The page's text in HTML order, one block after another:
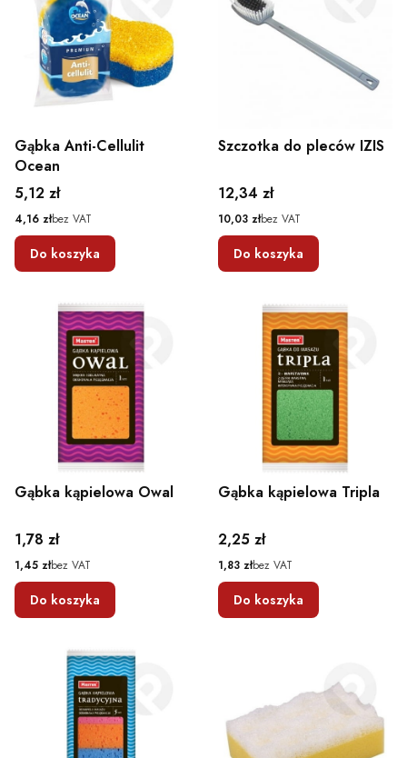
Gąbka Anti-Cellulit
Ocean
Cena
5,12 zł
Cena
4,16 złbez VAT
Do koszyka
Szczotka do pleców IZIS
Cena
12,34 zł
Cena
10,03 złbez VAT
Do koszyka
Gąbka kąpielowa Owal
Cena
1,78 zł
Cena
1,45 złbez VAT
Do koszyka
Gąbka kąpielowa Tripla
Cena
2,25 zł
Cena
1,83 złbez VAT
Do koszyka